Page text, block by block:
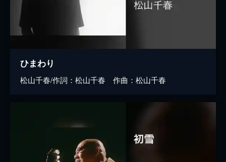
ひまわり
松山千春/作詞：松山千春 作曲：松山千春